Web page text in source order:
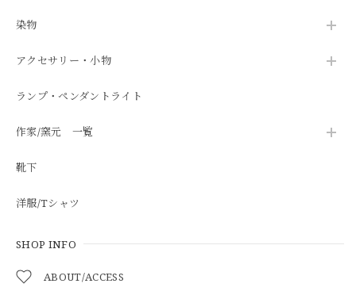
染物
アクセサリー・小物
ランプ・ペンダントライト
作家/窯元 一覧
靴下
洋服/Tシャツ
SHOP INFO
ABOUT/ACCESS